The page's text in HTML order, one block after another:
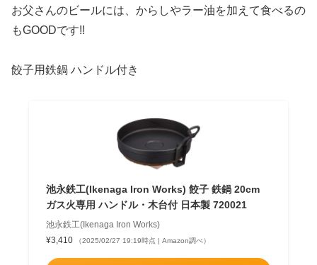
お父さんのビールには、からしやラー油を加えて食べるの
もGOODです!!
餃子用鉄鍋 ハンドル付き
池永鉄工(Ikenaga Iron Works) 餃子 鉄鍋 20cm
ガス火専用 ハンドル・木台付 日本製 720021
池永鉄工(Ikenaga Iron Works)
¥3,410
（2025/02/27 19:19時点 | Amazon調べ）